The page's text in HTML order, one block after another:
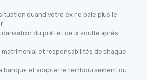
quand votre ex ne paie plus le
du prêt et de la soulte après
matrimonial et responsabilités de chaque
banque et adapter le remboursement du